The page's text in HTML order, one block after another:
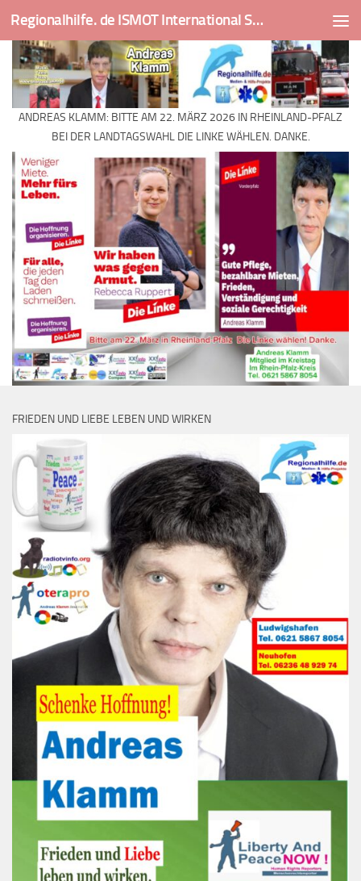
Skip to content Regionalhilfe. de ISMOT International Social And Medical Outreach Team
ANDREAS KLAMM: BITTE AM 22. MÄRZ 2026 IN RHEINLAND-PFALZ
BEI DER LANDTAGSWAHL DIE LINKE WÄHLEN. DANKE.
FRIEDEN UND LIEBE LEBEN UND WIRKEN